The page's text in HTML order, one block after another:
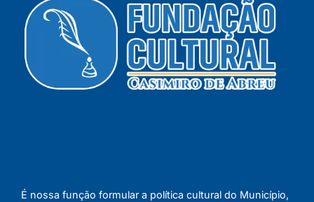
É nossa função formular a política cultural do Município,